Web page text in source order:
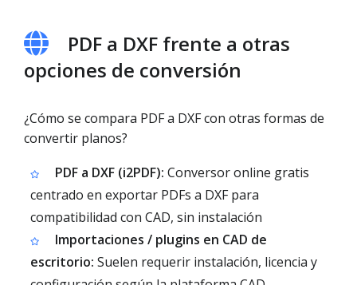
PDF a DXF frente a otras
opciones de conversión
¿Cómo se compara PDF a DXF con otras formas de
convertir planos?
PDF a DXF (i2PDF): Conversor online gratis
centrado en exportar PDFs a DXF para
compatibilidad con CAD, sin instalación
Importaciones / plugins en CAD de
escritorio: Suelen requerir instalación, licencia y